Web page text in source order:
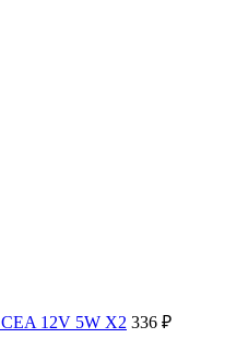
CEA 12V 5W X2 336 ₽